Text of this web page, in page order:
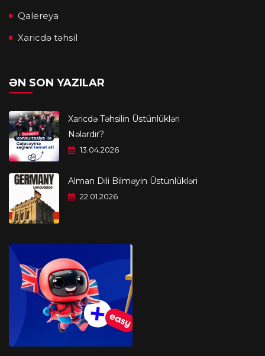
Qalereya
Xaricdə təhsil
ƏN SON YAZILAR
Xaricdə Təhsilin Üstünlükləri
Nələrdir?
13.04.2026
Alman Dili Bilməyin Üstünlükləri
22.01.2026